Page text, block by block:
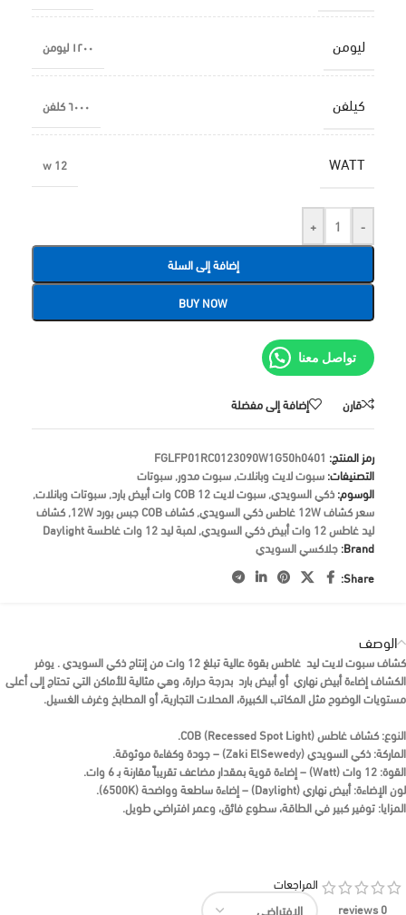
ليومن ١٢٠٠ ليومن
كيلفن ٦٠٠٠ كلفن
WATT
12 w
-
+
إضافة إلى السلة
BUY NOW
تواصل معنا
قارن إضافة إلى مفضلة
رمز المنتج: FGLFP01RC0123090W1G50h0401
التصنيفات:سبوت لايت وبانلات,سبوت مدور,سبوتات
الوسوم:ذكي السويدي,سبوت لايت COB 12 وات أبيض بارد ,سبوتات وبانلات,
سعر كشاف 12W غاطس ذكي السويدي
,كشاف COB جبس بورد 12W ,كشاف
ليد غاطس 12 وات أبيض ذكي السويدي
,لمبة ليد 12 وات غاطسة Daylight
Brand: جلاكسي السويدي
Share:
الوصف
كشاف سبوت لايتليد غاطسبقوة عالية تبلغ12 وات من إنتاجذكي السويدي. يوفر
الكشاف إضاءةأبيض نهاري أوأبيض بارد بدرجة حرارة، وهي مثالية للأماكن التي تحتاج إلى أعلى
مستويات الوضوح مثل المكاتب الكبيرة، المحلات التجارية، أو المطابخ وغرف الغسيل.
النوع:كشاف غاطس COB(Recessed Spot Light).
الماركة:ذكي السويدي (Zaki ElSewedy)
– جودة وكفاءة موثوقة.
القوة:12 وات
(Watt) – إضاءة قوية بمقدار مضاعف تقريباً مقارنة بـ 6 وات.
لون الإضاءة:أبيض نهاري (Daylight)
– إضاءة ساطعة وواضحة (6500K).
المزايا:توفير كبير في الطاقة، سطوع فائق، وعمر افتراضي طويل.
0 reviews
المراجعات